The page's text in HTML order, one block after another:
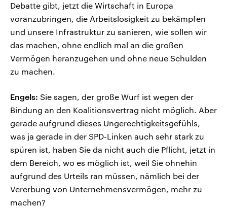
Debatte gibt, jetzt die Wirtschaft in Europa
voranzubringen, die Arbeitslosigkeit zu bekämpfen
und unsere Infrastruktur zu sanieren, wie sollen wir
das machen, ohne endlich mal an die großen
Vermögen heranzugehen und ohne neue Schulden
zu machen.
Engels: Sie sagen, der große Wurf ist wegen der
Bindung an den Koalitionsvertrag nicht möglich. Aber
gerade aufgrund dieses Ungerechtigkeitsgefühls,
was ja gerade in der SPD-Linken auch sehr stark zu
spüren ist, haben Sie da nicht auch die Pflicht, jetzt in
dem Bereich, wo es möglich ist, weil Sie ohnehin
aufgrund des Urteils ran müssen, nämlich bei der
Vererbung von Unternehmensvermögen, mehr zu
machen?